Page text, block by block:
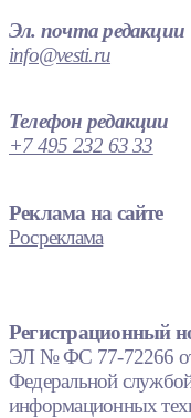
Эл. почта редакции
info@vesti.ru
Телефон редакции
+7 495 232 63 33
Реклама на сайте
Росреклама
Регистрационный
ЭЛ № ФС 77-72266 от
Федеральной
информационных